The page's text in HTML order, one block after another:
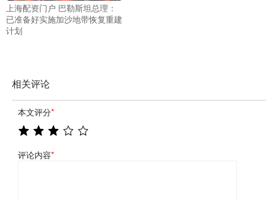
上海配资门户 巴勒斯坦总理：
已准备好实施加沙地带恢复重建
计划
相关评论
本文评分*
评论内容*